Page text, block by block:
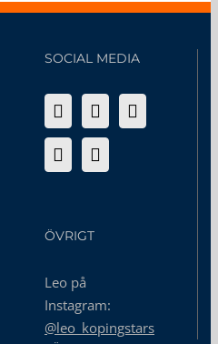
SOCIAL MEDIA
ÖVRIGT
Leo på
Instagram:
@leo_kopingstars